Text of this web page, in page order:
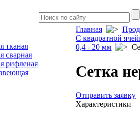
тканая
сварная
рифленая
Главная
C квадратной
0,4 - 20 мм
Сетка
Отправить заявку
Характеристики